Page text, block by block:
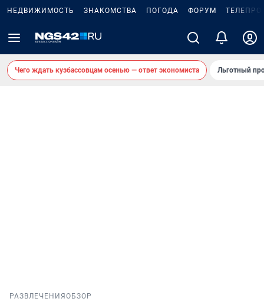
НЕДВИЖИМОСТЬ ЗНАКОМСТВА ПОГОДА ФОРУМ
Чего ждать кузбассовцам осенью — ответ экономиста Льготный
РАЗВЛЕЧЕНИЯ ОБЗОР